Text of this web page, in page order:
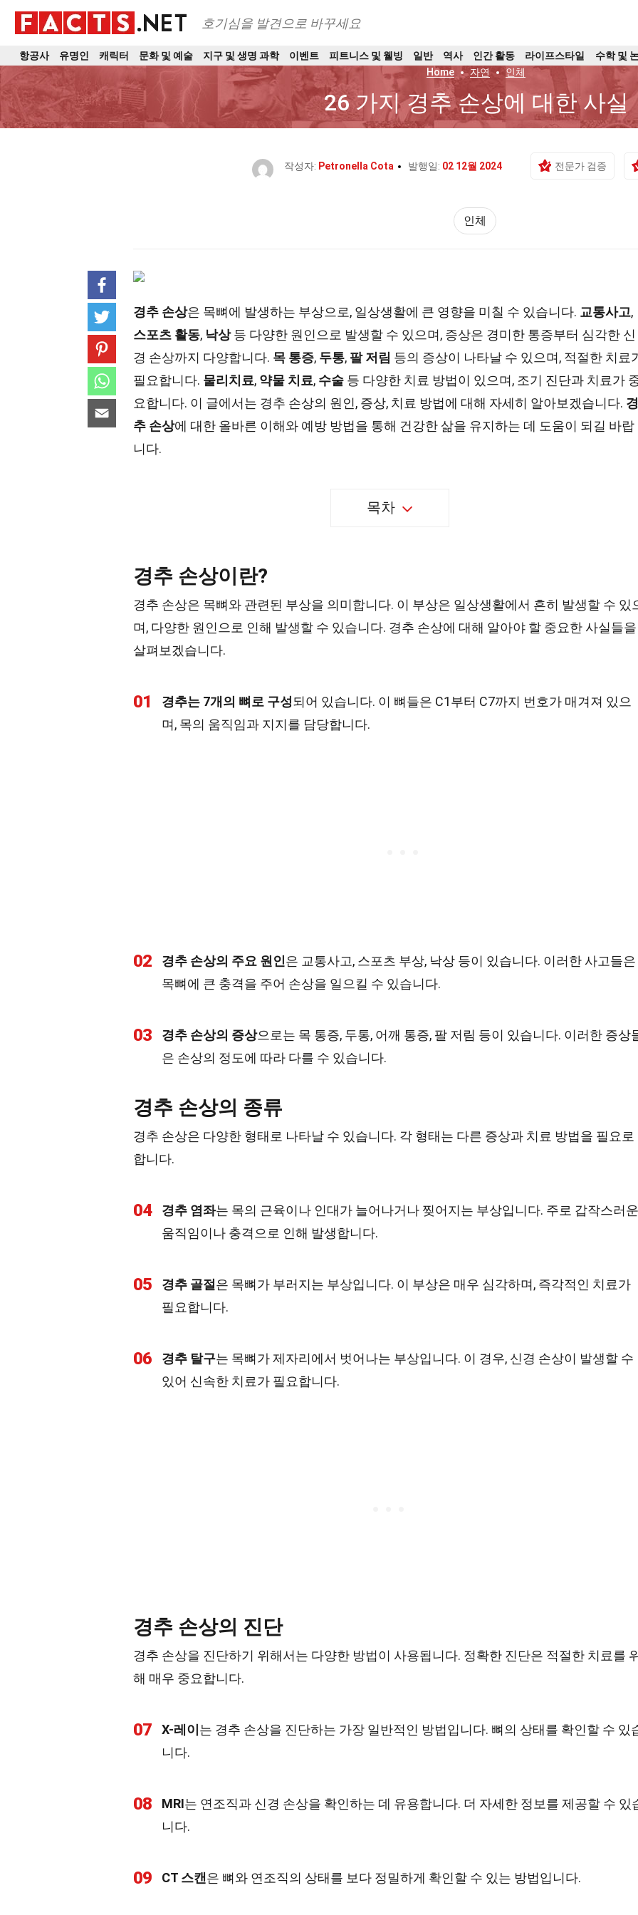
호기심을 발견으로 바꾸세요
항공사 유명인 캐릭터 문화 및 예술 지구 및 생명 과학 이벤트 피트니스 및 웰빙 일반 역사 인간 활동 라이프스타일 수학 및
Home
자연 인체
26 가지 경추 손상에 대한 사실
작성자: Petronella Cota 발행일: 02 12월 2024 전문가 검증
인체
경추 손상은 목뼈에 발생하는 부상으로, 일상생활에 큰 영향을 미칠 수 있습니다. 교통사고,
스포츠 활동, 낙상등 다양한 원인으로 발생할 수 있으며, 증상은 경미한 통증부터 심각한 신
경 손상까지 다양합니다. 목 통증, 두통, 팔 저림 등의 증상이 나타날 수 있으며, 적절한 치료
필요합니다. 물리치료, 약물 치료, 수술 등 다양한 치료 방법이 있으며, 조기 진단과 치료가
요합니다. 이 글에서는 경추 손상의 원인, 증상, 치료 방법에 대해 자세히 알아보겠습니다. 경
추 손상에 대한 올바른 이해와 예방 방법을 통해 건강한 삶을 유지하는 데 도움이 되길 바랍
니다.
목차
경추 손상이란?
경추 손상은 목뼈와 관련된 부상을 의미합니다. 이 부상은 일상생활에서 흔히 발생할 수 있
며, 다양한 원인으로 인해 발생할 수 있습니다. 경추 손상에 대해 알아야 할 중요한 사실들을
살펴보겠습니다.
01 경추는 7개의 뼈로 구성되어 있습니다. 이 뼈들은 C1부터 C7까지 번호가 매겨져 있으
며, 목의 움직임과 지지를 담당합니다.
02 경추 손상의 주요 원인은 교통사고, 스포츠 부상, 낙상 등이 있습니다. 이러한 사고들은
목뼈에 큰 충격을 주어 손상을 일으킬 수 있습니다.
03 경추 손상의 증상으로는 목 통증, 두통, 어깨 통증, 팔 저림 등이 있습니다. 이러한 증상
은 손상의 정도에 따라 다를 수 있습니다.
경추 손상의 종류
경추 손상은 다양한 형태로 나타날 수 있습니다. 각 형태는 다른 증상과 치료 방법을 필요로
합니다.
04 경추 염좌는 목의 근육이나 인대가 늘어나거나 찢어지는 부상입니다. 주로 갑작스러운
움직임이나 충격으로 인해 발생합니다.
05 경추 골절 은 목뼈가 부러지는 부상입니다. 이 부상은 매우 심각하며, 즉각적인 치료가
필요합니다.
06 경추 탈구는 목뼈가 제자리에서 벗어나는 부상입니다. 이 경우, 신경 손상이 발생할 수
있어 신속한 치료가 필요합니다.
경추 손상의 진단
경추 손상을 진단하기 위해서는 다양한 방법이 사용됩니다. 정확한 진단은 적절한 치료를
해 매우 중요합니다.
07 X-레이 는 경추 손상을 진단하는 가장 일반적인 방법입니다. 뼈의 상태를 확인할 수 있
니다.
08 MRI는 연조직과 신경 손상을 확인하는 데 유용합니다. 더 자세한 정보를 제공할 수 있
니다.
09 CT 스캔 은 뼈와 연조직의 상태를 보다 정밀하게 확인할 수 있는 방법입니다.